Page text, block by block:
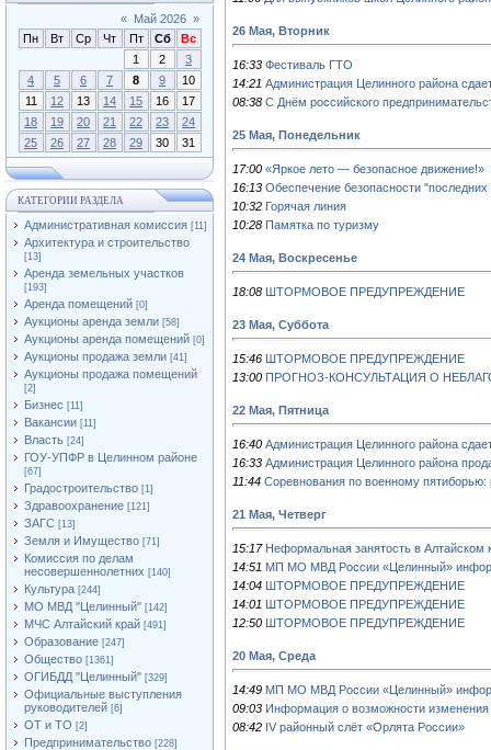
« Май 2026 »
Пн
Вт Ср Чт Пт Сб
Вс
1
2
3
4
5 6 7 8 9
10
11
12 13 14 15 16
17
18
19 20 21 22 23
24
25
26 27 28 29 30 31
КАТЕГОРИИ РАЗДЕЛА
Административная комиссия [11]
Архитектура и строительство
[13]
Аренда земельных участков
[193]
Аренда помещений [0]
Аукционы аренда земли [58]
Аукционы аренда помещений [0]
Аукционы продажа земли [41]
Аукционы продажа помещений
[2]
Бизнес [11]
Вакансии [11]
Власть [24]
ГОУ-УПФР в Целинном районе
[67]
Градостроительство [1]
Здравоохранение [121]
ЗАГС [13]
Земля и Имущество [71]
Комиссия по делам
несовершеннолетних [140]
Культура [244]
МО МВД "Целинный" [142]
МЧС Алтайский край [491]
Образование [247]
Общество [1361]
ОГИБДД "Целинный" [329]
Официальные выступления
руководителей [6]
ОТ и ТО [2]
Предпринимательство [228]
26 Мая, Вторник
16:33 Фестиваль ГТО
14:21 Администрация Целинного района
08:38 С Днём российского
25 Мая, Понедельник
17:00 «Яркое лето — безопасное движение!»
16:13 Обеспечение безопасности "последних
10:32 Горячая линия
10:28 Памятка по туризму
24 Мая, Воскресенье
18:08 ШТОРМОВОЕ ПРЕДУПРЕЖДЕНИЕ
23 Мая, Суббота
15:46 ШТОРМОВОЕ ПРЕДУПРЕЖДЕНИЕ
13:00 ПРОГНОЗ-КОНСУЛЬТАЦИЯ О
22 Мая, Пятница
16:40 Администрация Целинного района
16:33 Администрация Целинного района
11:44 Соревнования по военному пятиборью:
21 Мая, Четверг
15:17 Неформальная занятость в Алтайском
14:51 МП МО МВД России «Целинный»
14:04 ШТОРМОВОЕ ПРЕДУПРЕЖДЕНИЕ
14:01 ШТОРМОВОЕ ПРЕДУПРЕЖДЕНИЕ
12:50 ШТОРМОВОЕ ПРЕДУПРЕЖДЕНИЕ
20 Мая, Среда
14:49 МП МО МВД России «Целинный»
09:03 Информация о возможности
08:42 IV районный слёт «Орлята России»